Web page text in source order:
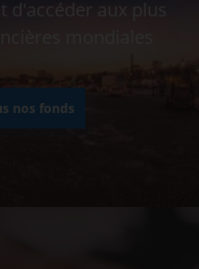
d'accéder aux plus
mondiales
nos fonds